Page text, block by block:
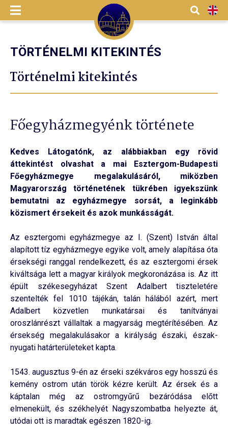
Menü Kereső
EN
TÖRTÉNELMI KITEKINTÉS
Történelmi kitekintés
Főegyházmegyénk története
Kedves Látogatónk, az alábbiakban egy rövid
áttekintést olvashat a mai Esztergom-Budapesti
Főegyházmegye megalakulásáról, miközben
Magyarország történetének tükrében igyekszünk
bemutatni az egyházmegye sorsát, a leginkább
közismert érsekeit és azok munkásságát.
Az esztergomi egyházmegye az I. (Szent) István által
alapított tíz egyházmegye egyike volt, amely alapítása óta
érsekségi ranggal rendelkezett, és az esztergomi érsek
kiváltsága lett a magyar királyok megkoronázása is. Az itt
épült székesegyházat Szent Adalbert tiszteletére
szentelték fel 1010 tájékán, talán hálából azért, mert
Adalbert közvetlen munkatársai és tanítványai
oroszlánrészt vállaltak a magyarság megtérítésében. Az
érsekség megalakulásakor a királyság északi, észak-
nyugati határterületeket kapta.
1543. augusztus 9-én az érseki székváros egy hosszú és
kemény ostrom után török kézre került. Az érsek és a
káptalan még az ostromgyűrű bezáródása előtt
elmenekült, és székhelyét Nagyszombatba helyezte át,
utódai ott is maradtak egészen 1820-ig.